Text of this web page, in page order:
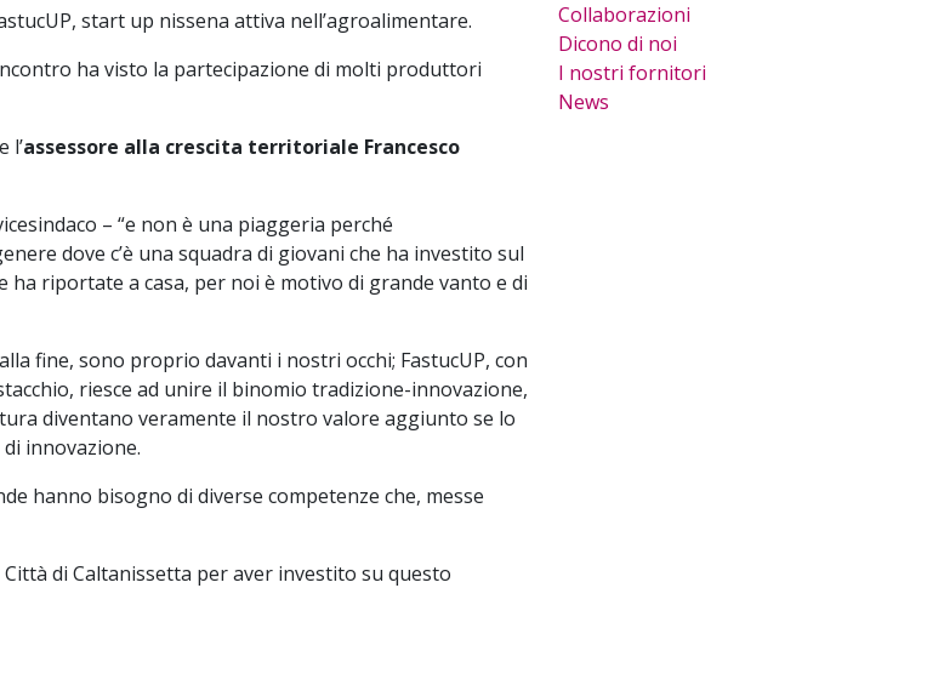
start up nissena attiva nell’agroalimentare.
ha visto la partecipazione di molti produttori
e l’assessore alla crescita territoriale Francesco
– “e non è una piaggeria perché
dove c’è una squadra di giovani che ha investito sul
riportate a casa, per noi è motivo di grande vanto e di
fine, sono proprio davanti i nostri occhi; FastucUP, con
riesce ad unire il binomio tradizione-innovazione,
diventano veramente il nostro valore aggiunto se lo
innovazione.
hanno bisogno di diverse competenze che, messe
di Caltanissetta per aver investito su questo
Collaborazioni
Dicono di noi
I nostri fornitori
News